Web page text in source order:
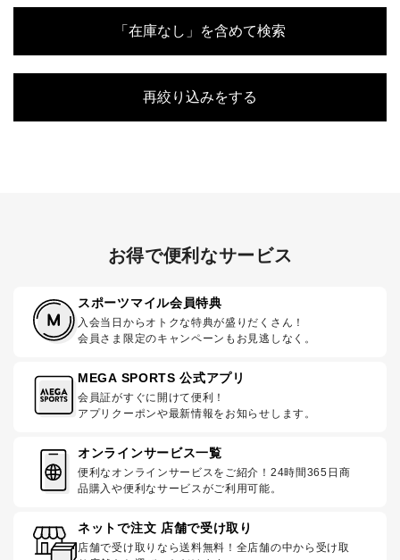
「在庫なし」を含めて検索
再絞り込みをする
お得で便利なサービス
スポーツマイル会員特典
入会当日からオトクな特典が盛りだくさん！
会員さま限定のキャンペーンもお見逃しなく。
MEGA SPORTS 公式アプリ
会員証がすぐに開けて便利！
アプリクーポンや最新情報をお知らせします。
オンラインサービス一覧
便利なオンラインサービスをご紹介！24時間365日商
品購入や便利なサービスがご利用可能。
ネットで注文 店舗で受け取り
店舗で受け取りなら送料無料！全店舗の中から受け取